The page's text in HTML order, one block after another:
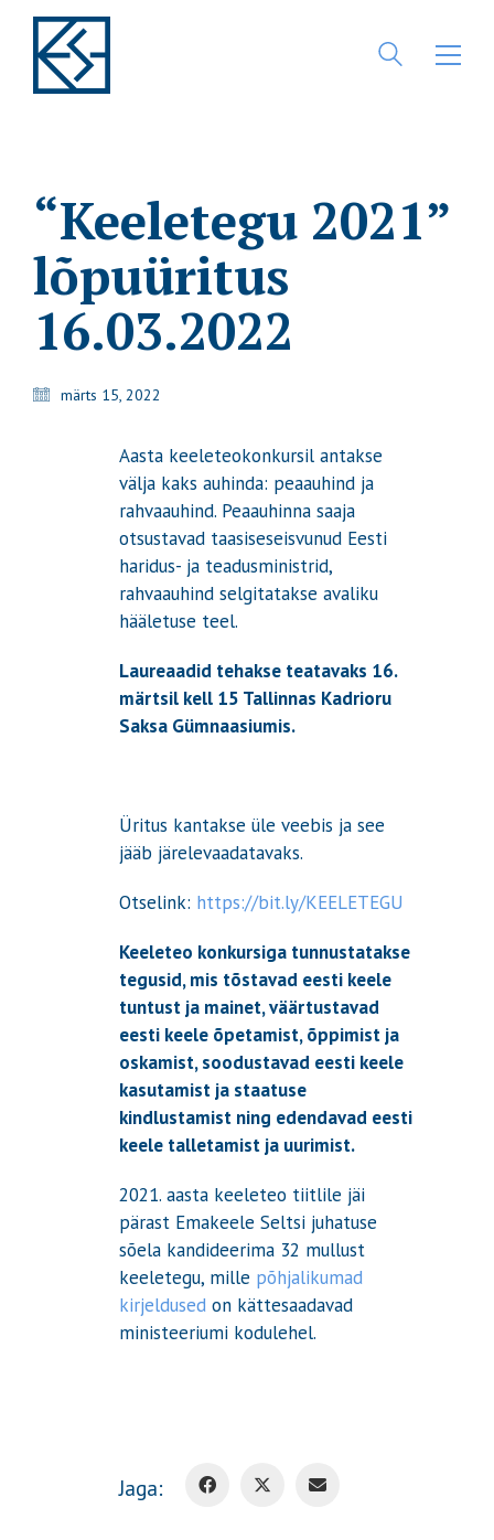
“Keeletegu 2021”
lõpuüritus
16.03.2022
märts 15, 2022
Aasta keeleteokonkursil antakse
välja kaks auhinda: peaauhind ja
rahvaauhind. Peaauhinna saaja
otsustavad taasiseseisvunud Eesti
haridus- ja teadusministrid,
rahvaauhind selgitatakse avaliku
hääletuse teel.
Laureaadid tehakse teatavaks 16.
märtsil kell 15 Tallinnas Kadrioru
Saksa Gümnaasiumis.
Üritus kantakse üle veebis ja see
jääb järelevaadatavaks.
Otselink: https://bit.ly/KEELETEGU
Keeleteo konkursiga tunnustatakse
tegusid, mis tõstavad eesti keele
tuntust ja mainet, väärtustavad
eesti keele õpetamist, õppimist ja
oskamist, soodustavad eesti keele
kasutamist ja staatuse
kindlustamist ning edendavad eesti
keele talletamist ja uurimist.
2021. aasta keeleteo tiitlile jäi
pärast Emakeele Seltsi juhatuse
sõela kandideerima 32 mullust
keeletegu, mille põhjalikumad
kirjeldusedon kättesaadavad
ministeeriumi kodulehel.
Jaga: